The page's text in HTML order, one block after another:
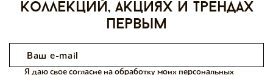
коллекций, акциях и трендах
первым
Я даю свое согласие на обработку моих персональных